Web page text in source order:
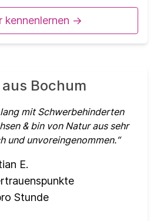
kennenlernen ->
Bochum
mit Schwerbehinderten
& bin von Natur aus sehr
und unvoreingenommen.
E.
Stunde